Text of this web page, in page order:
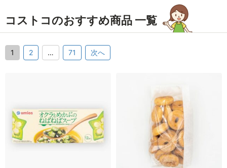
コストコのおすすめ商品 一覧
1 2 … 71 次へ